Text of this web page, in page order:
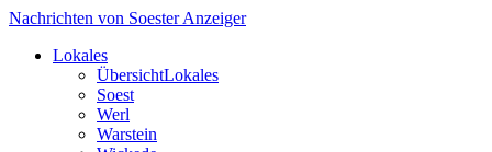
Nachrichten von Soester Anzeiger
Lokales
ÜbersichtLokales
Soest
Werl
Warstein